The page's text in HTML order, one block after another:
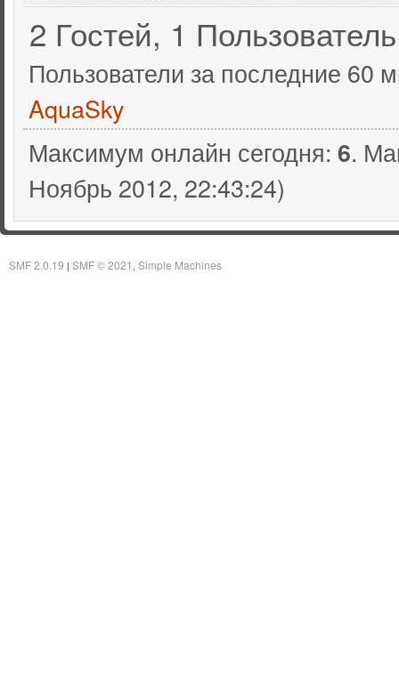
2 Гостей, 1 Пользователь
Пользователи за последние 60
AquaSky
Максимум онлайн сегодня: 6.
Ноябрь 2012, 22:43:24)
SMF 2.0.19 | SMF © 2021 Simple Machines